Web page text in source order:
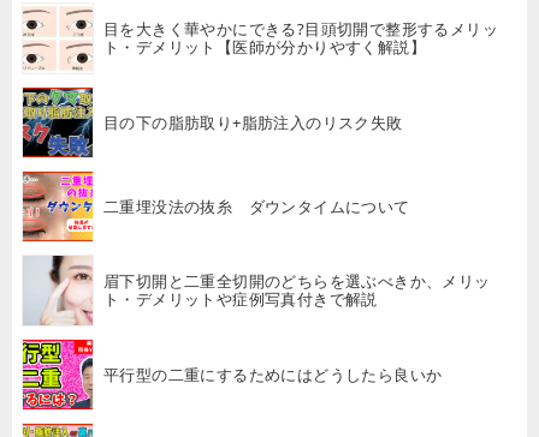
目を大きく華やかにできる?目頭切開で整形するメリッ
ト・デメリット【医師が分かりやすく解説】
目の下の脂肪取り+脂肪注入のリスク失敗
二重埋没法の抜糸 ダウンタイムについて
眉下切開と二重全切開のどちらを選ぶべきか、メリッ
ト・デメリットや症例写真付きで解説
平行型の二重にするためにはどうしたら良いか